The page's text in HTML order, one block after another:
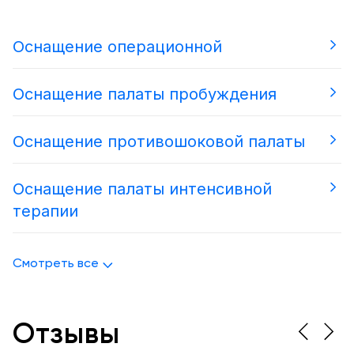
Оснащение операционной
Оснащение палаты пробуждения
Оснащение противошоковой палаты
Оснащение палаты интенсивной
терапии
Смотреть все
Отзывы